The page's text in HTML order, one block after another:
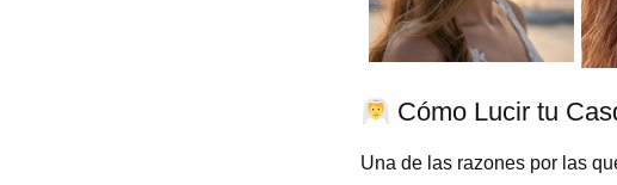
Cómo Lucir tu
Una de las razones por las